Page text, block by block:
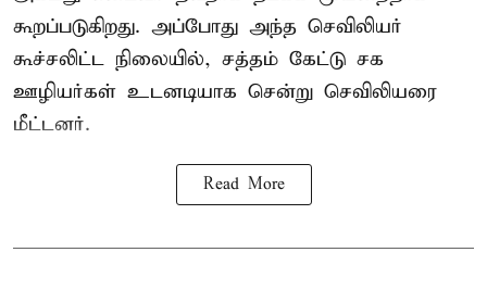
கூறப்படுகிறது. அப்போது அந்த செவிலியர்
கூச்சலிட்ட நிலையில், சத்தம் கேட்டு சக
ஊழியர்கள் உடனடியாக சென்று செவிலியரை
மீட்டனர்.
Read More